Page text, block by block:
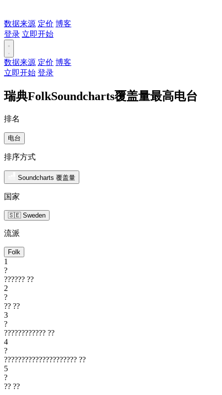
数据来源 定价 博客
登录 立即开始
数据来源 定价 博客
立即开始 登录
瑞典FolkSoundcharts覆盖量最高电台
排名
电台
排序方式
Soundcharts 覆盖量
国家
🇸🇪 Sweden
流派
Folk
1
?
?????? ??
2
?
?? ??
3
?
???????????? ??
4
?
????????????????????? ??
5
?
?? ??